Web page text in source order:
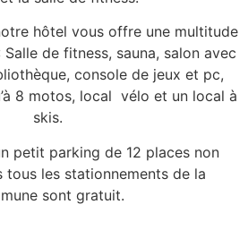
hôtel vous offre une multitude
de fitness, sauna, salon avec
console de jeux et pc,
8 motos, local vélo et un local à
skis.
petit parking de 12 places non
tous les stationnements de la
sont gratuit.